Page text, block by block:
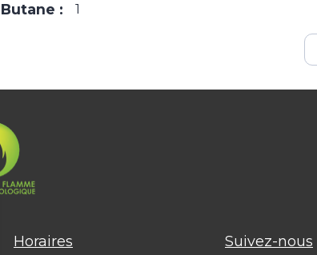
Butane : 1
Horaires Suivez-nous